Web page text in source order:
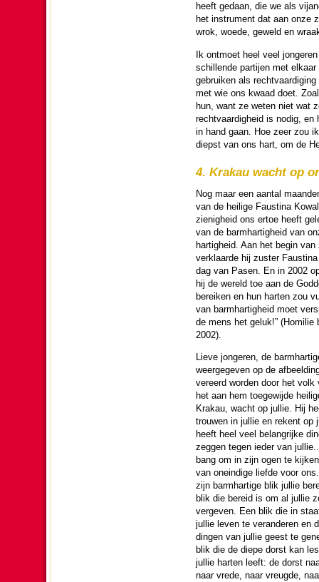
heeft gedaan, die we als
het instru­ment dat aan onze
wrok, woede, geweld en
Ik ontmoet heel veel
schil­lende partijen met
gebruiken als
met wie ons kwaad doet.
hun, want ze weten niet wat
recht­vaar­dig­heid is nodig, en
in hand gaan. Hoe zeer zou
diepst van ons hart, om de
4. Krakau wacht op
Nog maar een aantal
van de heilige Faustina
zienig­heid ons ertoe heeft
van de barm­har­tig­heid van
har­tig­heid. Aan het begin
verklaarde hij zuster
dag van Pasen. En in 2002
hij de wereld toe aan de
bereiken en hun harten zou
van barm­har­tig­heid moet
de mens het geluk!”
2002).
Lieve jon­ge­ren, de
weerge­ge­ven op de
vereerd wor­den door het volk
het aan hem toegewijde
Krakau, wacht op jullie. Hij
trouwen in jullie en rekent op
heeft heel veel be­lang­rijke
zeggen tegen ieder van
bang om in zijn ogen te
van onein­dige liefde voor
zijn barm­har­tige blik jullie
blik die bereid is om al jullie
ver­ge­ven. Een blik die in
jullie leven te ver­an­de­ren en
dingen van jullie geest te
blik die de diepe dorst kan
jullie harten leeft: de dorst
naar vrede, naar vreugde,